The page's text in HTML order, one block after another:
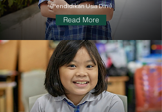
(Pendidikan Usia Dini)
Read More